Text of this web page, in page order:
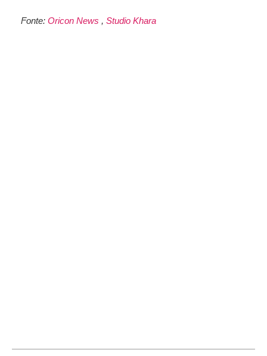
Fonte: Oricon News , Studio Khara